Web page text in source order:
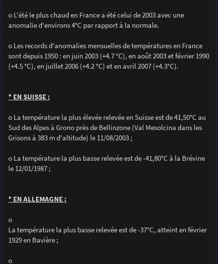
o L'été le plus chaud en France a été celui de 2003 avec une
anomalie d'environs 4°C par rapport à la normale.
o Les records d'anomalies mensuelles de températures en France
sont depuis 1950 : en juin 2003 (+4.7 °C), en août 2003 et février 1990
(+4.5 °C), en juillet 2006 (+4.2 °C) et en avril 2007 (+4.3°C).
* EN SUISSE :
o La température la plus élevée relevée en Suisse est de 41,50°C au
Sud des Alpes à Grono près de Bellinzone (Val Mesolcina dans les
Grisons à 383 m d'altitude) le 11/08/2003 ;
o La température la plus basse relevée est de -41,80°C à la Brévine
le 12/01/1987 ;
* EN ALLEMAGNE :
o
La température la plus basse relevée est de -37°C, atteint en février
1929 en Bavière ;
o